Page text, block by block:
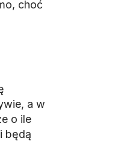
choć
a w
o ile
będą